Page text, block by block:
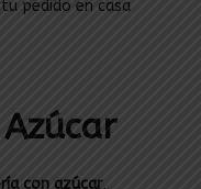
pedido en casa
con azúcar,